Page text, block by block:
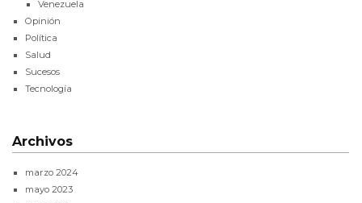
Venezuela
Opinión
Política
Salud
Sucesos
Tecnología
Archivos
marzo 2024
mayo 2023